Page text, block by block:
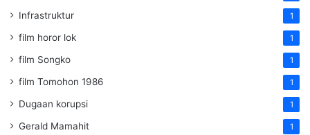
Infrastruktur 1
film horor lok 1
film Songko 1
film Tomohon 1986 1
Dugaan korupsi 1
Gerald Mamahit 1